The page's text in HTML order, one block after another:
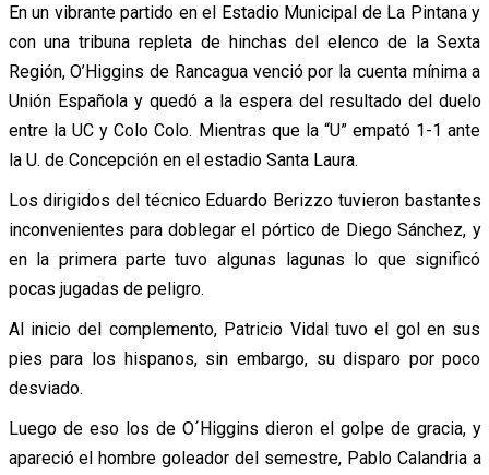
En un vibrante partido en el Estadio Municipal de La Pintana y
con una tribuna repleta de hinchas del elenco de la Sexta
Región, O’Higgins de Rancagua venció por la cuenta mínima a
Unión Española y quedó a la espera del resultado del duelo
entre la UC y Colo Colo. Mientras que la “U” empató 1-1 ante
la U. de Concepción en el estadio Santa Laura.
Los dirigidos del técnico Eduardo Berizzo tuvieron bastantes
inconvenientes para doblegar el pórtico de Diego Sánchez, y
en la primera parte tuvo algunas lagunas lo que significó
pocas jugadas de peligro.
Al inicio del complemento, Patricio Vidal tuvo el gol en sus
pies para los hispanos, sin embargo, su disparo por poco
desviado.
Luego de eso los de O´Higgins dieron el golpe de gracia, y
apareció el hombre goleador del semestre, Pablo Calandria a